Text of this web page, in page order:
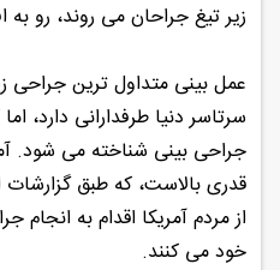
زیر تیغ جراحان می روند، رو
عمل بینی متداول ترین جراحی
سرتاسر دنیا طرفدارانی دارد،
جراحی بینی شناخته می شود.
از مردم آمریکا اقدام به انجام
خود می کنند.